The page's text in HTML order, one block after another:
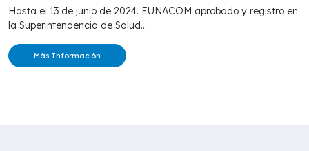
Hasta el 13 de junio de 2024. EUNACOM aprobado y registro en
la Superintendencia de Salud....
Más Información